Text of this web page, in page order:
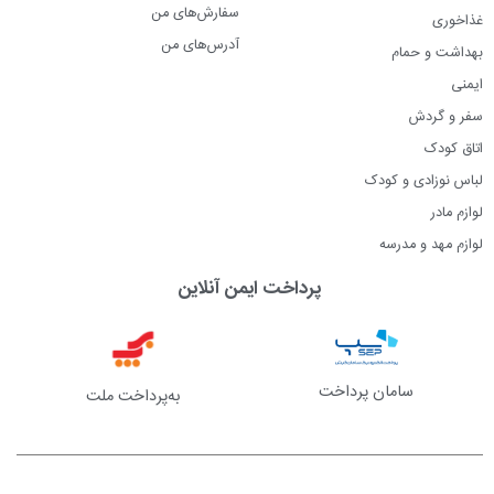
وجود دارد. پس با خیال راحت از کودکو خرید کنید.
پرسشهای متداول
چمدان کودک میما، چمدان کودک اوپس و چمدان کودک اکی‌داگ از
بهترین برندهای موجود در بازار هستند.
خرید چمدان کودک چه مزایایی دارد؟
غذاخوری
بهداشت و حمام
ایمنی
سفر و گردش
اتاق کودک
لباس نوزادی و کودک
لوازم مادر
لوازم مهد و مدرسه
سفارش‌های من
آدرس‌های من
پرداخت ایمن آنلاین
سامان پرداخت به‌پرداخت ملت